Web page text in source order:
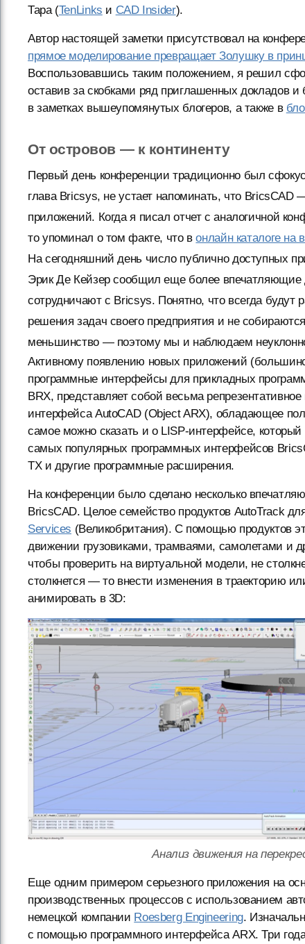
Тара (TenLinks и CAD Insider).
Автор настоящей заметки присутствовал на
прямое моделирование превращает Золушку в
Воспользовавшись таким положением, я решил
оставив за скобками ряд приглашенных докладов
в заметках вышеупомянутых блогеров, а также в
От островов — к континенту
Первый день конференции традиционно был
глава Bricsys, не устает напоминать, что
приложений. Когда я писал отчет с аналогичной
то упоминал о том факте, что вонлайн каталоге на
На сегодняшний день число публично доступных
Эрик Де Кейзер сообщил еще более впечатляющие
сотрудничают с Bricsys. Понятно, что всегда
решения задач своего предприятия и не
меньшинство — поэтому мы и наблюдаем
Активному появлению новых приложений
программные интерфейсы для прикладных
BRX, представляет собой весьма
интерфейса AutoCAD (Object ARX), обладающее
самое можно сказать и о LISP-интерфейсе,
самых популярных программных интерфейсов
TX и другие программные расширения.
На конференции было сделано несколько
BricsCAD. Целое семейство продуктов AutoTrack
Services (Великобритания). С помощью продуктов
движении грузовиками, трамваями, самолетами
чтобы проверить на виртуальной модели, не
столкнется — то внести изменения в траекторию
анимировать в 3D:
Анализ движения на
Еще одним примером серьезного приложения на
производственных процессов с использованием
немецкой компании Roesberg Engineering.
с помощью программного интерфейса ARX. Три